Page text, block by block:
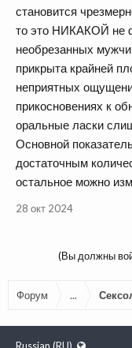
становится
то это НИКАКОЙ не
необрезанных
прикрыта крайней
неприятных
прикосновениях к
оральные ласки
Основной
достаточным
остальное можно
28 окт 2024
(Вы должны
Форум ...